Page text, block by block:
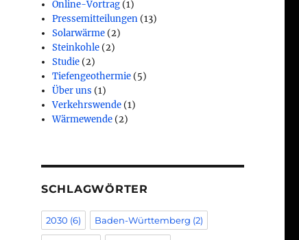
Online-Vortrag (1)
Pressemitteilungen (13)
Solarwärme (2)
Steinkohle (2)
Studie (2)
Tiefengeothermie (5)
Über uns (1)
Verkehrswende (1)
Wärmewende (2)
SCHLAGWÖRTER
2030 (6) Baden-Württemberg (2)